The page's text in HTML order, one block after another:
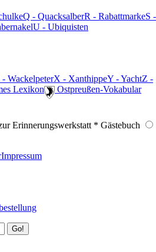
Q - QuacksalberR - RabattmarkeS -
U - Ubiquisten
WackelpeterX - XanthippeY - YachtZ -
Lexikon ️ Ostpreußen-Vokabular
Erinnerungswerkstatt * Gästebuch
Impressum